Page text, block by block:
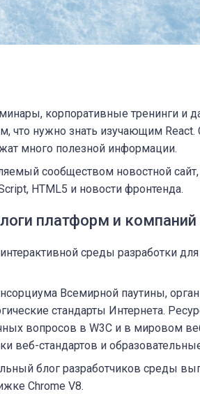
корпоративные тренинги и
что нужно знать изучающим React.
много полезной информации.
сообществом новостной
HTML5 и новости фронтенда.
платформ и компаний
среды разработки
Всемирной паутины,
стандарты Интернета.
вопросов в W3C и в мировом
веб-стандартов и
блог разработчиков среды
Chrome V8.